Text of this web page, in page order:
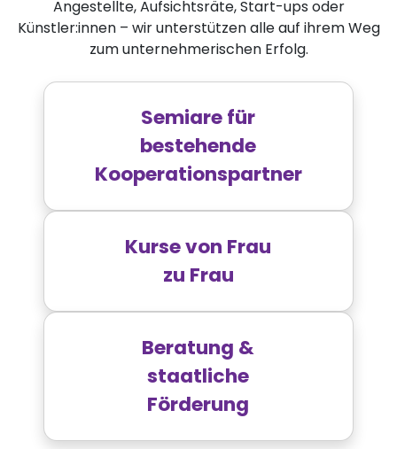
Angestellte, Aufsichtsräte, Start-ups oder
Künstler:innen – wir unterstützen alle auf ihrem Weg
zum unternehmerischen Erfolg.
Semiare für
bestehende
Kooperations­partner
Kurse von Frau
zu Frau
Beratung &
staatliche
Förderung